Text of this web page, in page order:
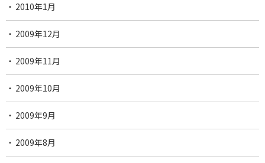
2010年1月
2009年12月
2009年11月
2009年10月
2009年9月
2009年8月